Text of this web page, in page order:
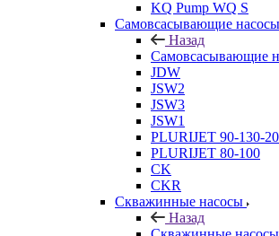
KQ Pump WQ S
Самовсасывающие насосы
Назад
Самовсасывающие
JDW
JSW2
JSW3
JSW1
PLURIJET 90-130-
PLURIJET 80-100
CK
CKR
Скважинные насосы
Назад